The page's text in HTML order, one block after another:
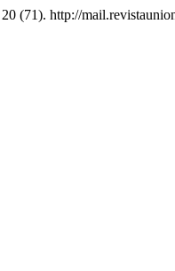
20 (71). http://